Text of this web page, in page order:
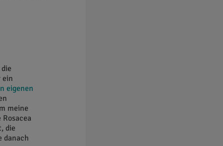
ein
eigenen
meine
die
danach